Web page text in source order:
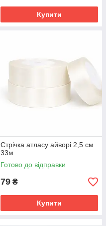
Купити
Стрічка атласу айворі 2,5 см
33м
Готово до відправки
79 ₴
Купити